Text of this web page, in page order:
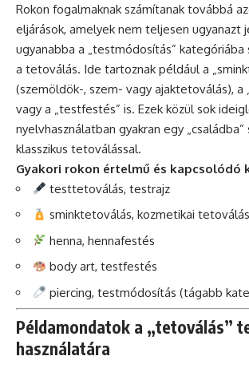
Rokon fogalmaknak számítanak továbbá
eljárások, amelyek nem teljesen ugyanazt
ugyanabba a „testmódosítás”
a tetoválás. Ide tartoznak például a
(szemöldök-, szem- vagy ajaktetoválás), a
vagy a „testfestés” is. Ezek közül sok
nyelvhasználatban gyakran egy
klasszikus tetoválással.
Gyakori rokon értelmű és kapcsolódó
testtetoválás, testrajz
sminktetoválás, kozmetikai tetoválás
henna, hennafestés
body art, testfestés
piercing, testmódosítás (tágabb
Példamondatok a „tetoválás”
használatára